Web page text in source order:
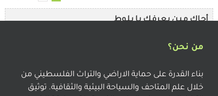
أجـاك مـيـن يـعـرفـك يـا بـلـوط
ع الروزنا ..ع الروزنا كلي الحلا فيها..او كل البلى فيها ؟؟
من نحن؟
بناء القدرة على حماية الاراضي والتراث الفلسطيني من
خلال علم المتاحف والسياحة البيئية والثقافية. توثيق